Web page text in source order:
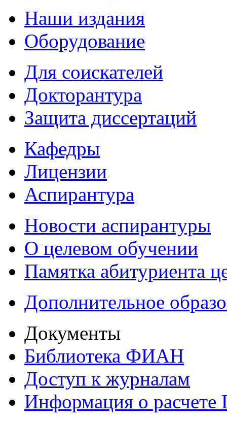
Наши издания
Оборудование
Для соискателей
Докторантура
Защита диссертаций
Кафедры
Лицензии
Аспирантура
Новости аспирантуры
О целевом обучении
Памятка абитуриента
Дополнительное
Документы
Библиотека ФИАН
Доступ к журналам
Информация о